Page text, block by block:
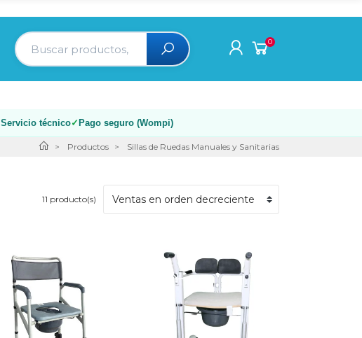
0
Servicio técnico Pago seguro (Wompi)
Productos Sillas de Ruedas Manuales y Sanitarias
11 producto(s)